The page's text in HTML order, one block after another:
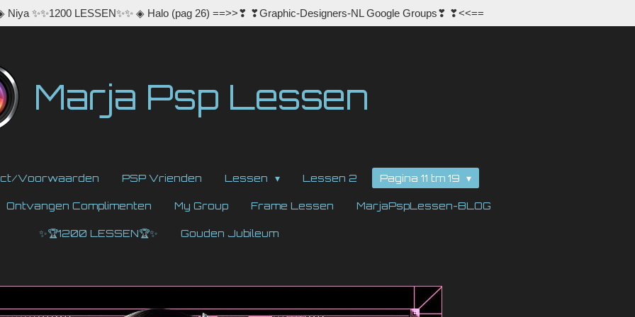
✨✨1200 LESSEN✨✨ ◈ Halo (pag 26) ==>>❣ ❣Graphic-Designers-NL Google Groups❣ ❣<<==
Marja Psp Lessen
Voorwaarden PSP Vrienden Lessen Lessen 2 Pagina 11 tm 19
Ontvangen Complimenten My Group Frame Lessen MarjaPspLessen-BLOG
✨🏆1200 LESSEN🏆✨ Gouden Jubileum